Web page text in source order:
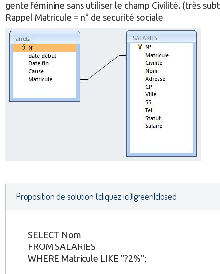
gente féminine sans utiliser le champ Civilité. (très
Rappel Matricule = n° de securité sociale
Proposition de solution (cliquez ici)|green|closed
SELECT Nom
FROM SALARIES
WHERE Matricule LIKE "?2%";